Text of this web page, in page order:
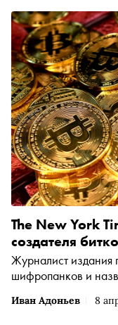
Иван Адоньев 8
The New York
создателя
Журналист издания
шифропанков и